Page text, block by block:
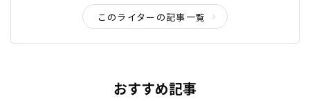
このライターの記事一覧
おすすめ記事